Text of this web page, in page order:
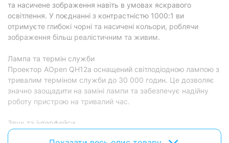
та насичене зображення навіть в умовах яскравого
освітлення. У поєднанні з контрастністю 1000:1 ви
отримуєте глибокі чорні та насичені кольори, роблячи
зображення більш реалістичним та живим.
Лампа та термін служби
Проектор AOpen QH12a оснащений світлодіодною лампою з
тривалим терміном служби до 30 000 годин. Це дозволяє
значно заощадити на заміні лампи та забезпечує надійну
роботу пристрою на тривалий час.
Звук та інтерфейси
Проектор має вбудовані стереодинаміки потужністю 2x3